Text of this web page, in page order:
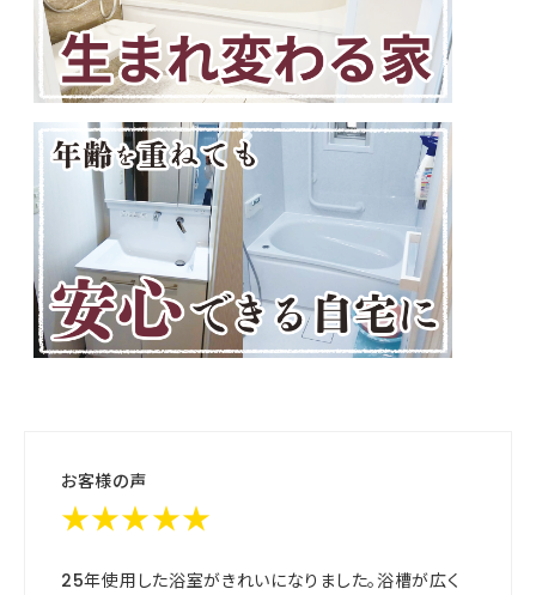
お客様の声
★★★★★
25年使用した浴室がきれいになりました。浴槽が広く